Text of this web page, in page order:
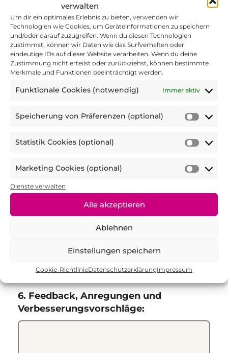
verwalten
Um dir ein optimales Erlebnis zu bieten, verwenden wir
Technologien wie Cookies, um Geräteinformationen zu speichern
und/oder darauf zuzugreifen. Wenn du diesen Technologien
zustimmst, können wir Daten wie das Surfverhalten oder
eindeutige IDs auf dieser Website verarbeiten. Wenn du deine
Zustimmung nicht erteilst oder zurückziehst, können bestimmte
Merkmale und Funktionen beeinträchtigt werden.
Funktionale Cookies (notwendig) Immer aktiv
Speicherung von Präferenzen (optional)
Statistik Cookies (optional)
Marketing Cookies (optional)
Dienste verwalten
Alle akzeptieren
Ablehnen
Einstellungen speichern
Cookie-RichtlinieDatenschutzerklärungImpressum
4. Die Referent:innen waren freundlich
1 Stern = stimme nicht zu bis 5 Sterne =
stimme voll zu
5. Ich würde mir mehr solcher Angebote
6. Feedback, Anregungen und
Verbesserungsvorschläge: